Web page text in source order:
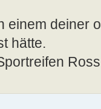
einem deiner
hätte.